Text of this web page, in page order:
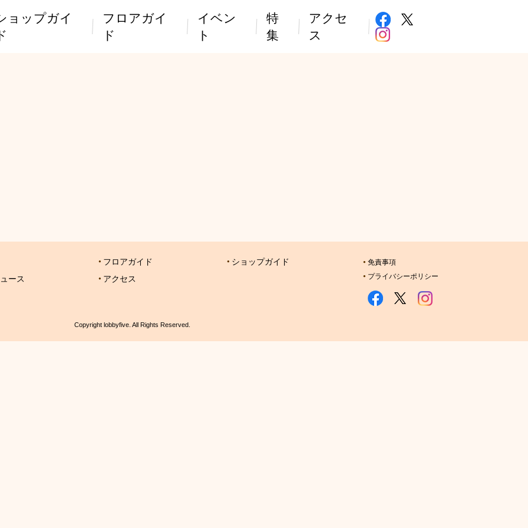
ョップガイ
フロアガイ
ド
イベン
ト
特
集
アクセ
ス
ース
フロアガイド
アクセス
ショップガイド
免責事項
プライバシーポリシー
Copyright lobbyfive. All Rights Reserved.